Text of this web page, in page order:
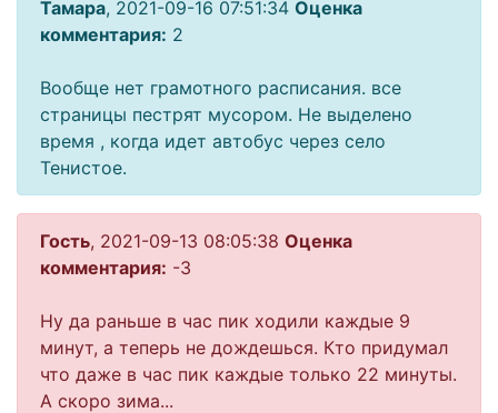
Тамара, 2021-09-16 07:51:34 Оценка
комментария: 2
Вообще нет грамотного расписания. все
страницы пестрят мусором. Не выделено
время , когда идет автобус через село
Тенистое.
Гость, 2021-09-13 08:05:38 Оценка
комментария: -3
Ну да раньше в час пик ходили каждые 9
минут, а теперь не дождешься. Кто придумал
что даже в час пик каждые только 22 минуты.
А скоро зима...